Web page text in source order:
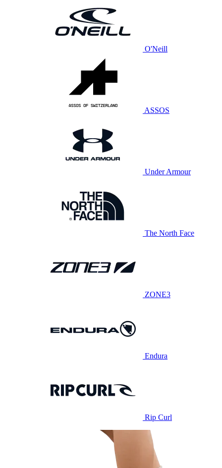
O'Neill
ASSOS
Under Armour
The North Face
ZONE3
Endura
Rip Curl